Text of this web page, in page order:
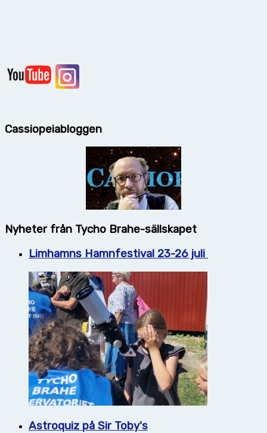
Cassiopeiabloggen
Nyheter från Tycho Brahe-sällskapet
Limhamns Hamnfestival 23-26 juli
Astroquiz på Sir Toby's